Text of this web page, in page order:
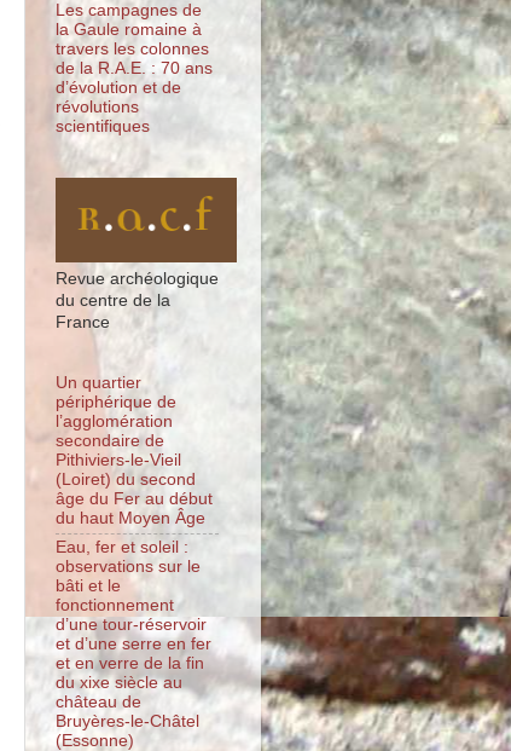
Les campagnes de
la Gaule romaine à
travers les colonnes
de la R.A.E. : 70 ans
d’évolution et de
révolutions
scientifiques
Revue archéologique
du centre de la
France
Un quartier
périphérique de
l’agglomération
secondaire de
Pithiviers-le-Vieil
(Loiret) du second
âge du Fer au début
du haut Moyen Âge
Eau, fer et soleil :
observations sur le
bâti et le
fonctionnement
d’une tour-réservoir
et d’une serre en fer
et en verre de la fin
du xixe siècle au
château de
Bruyères-le-Châtel
(Essonne)